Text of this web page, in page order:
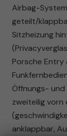
Airbag-
geteilt/
Sitzheizung
Porsche Entry
Öffnungs-
zweiteilig vorn
anklappbar,